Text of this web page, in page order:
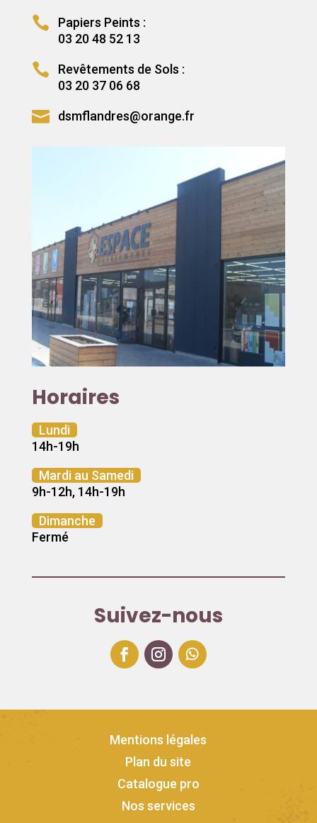

Papiers Peints :
03 20 48 52 13

Revêtements de Sols :
03 20 37 06 68
 dsmflandres@orange.fr
Horaires
Lundi
14h-19h
Mardi au Samedi
9h-12h, 14h-19h
Dimanche
Fermé
Suivez-nous
Mentions légales
Plan du site
Catalogue pro
Nos services